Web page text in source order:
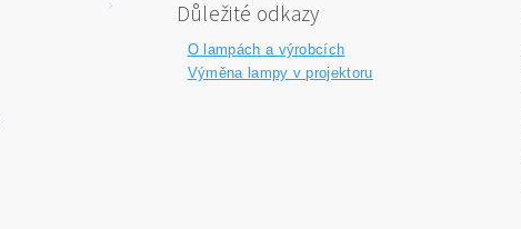
Důležité odkazy
O lampách a výrobcích
Výměna lampy v projektoru